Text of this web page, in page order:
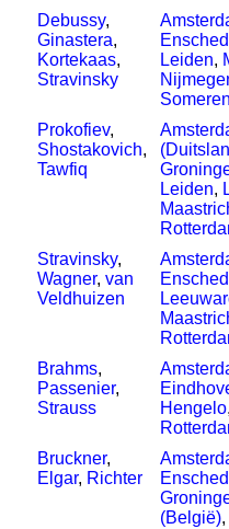
Debussy,
Ginastera,
Kortekaas,
Stravinsky
Leiden,
Prokofiev,
Shostakovich,
Tawfiq
Leiden,
Stravinsky,
Wagner, van
Veldhuizen
Brahms,
Passenier,
Strauss
Hengelo
Bruckner,
Elgar, Richter
(België),